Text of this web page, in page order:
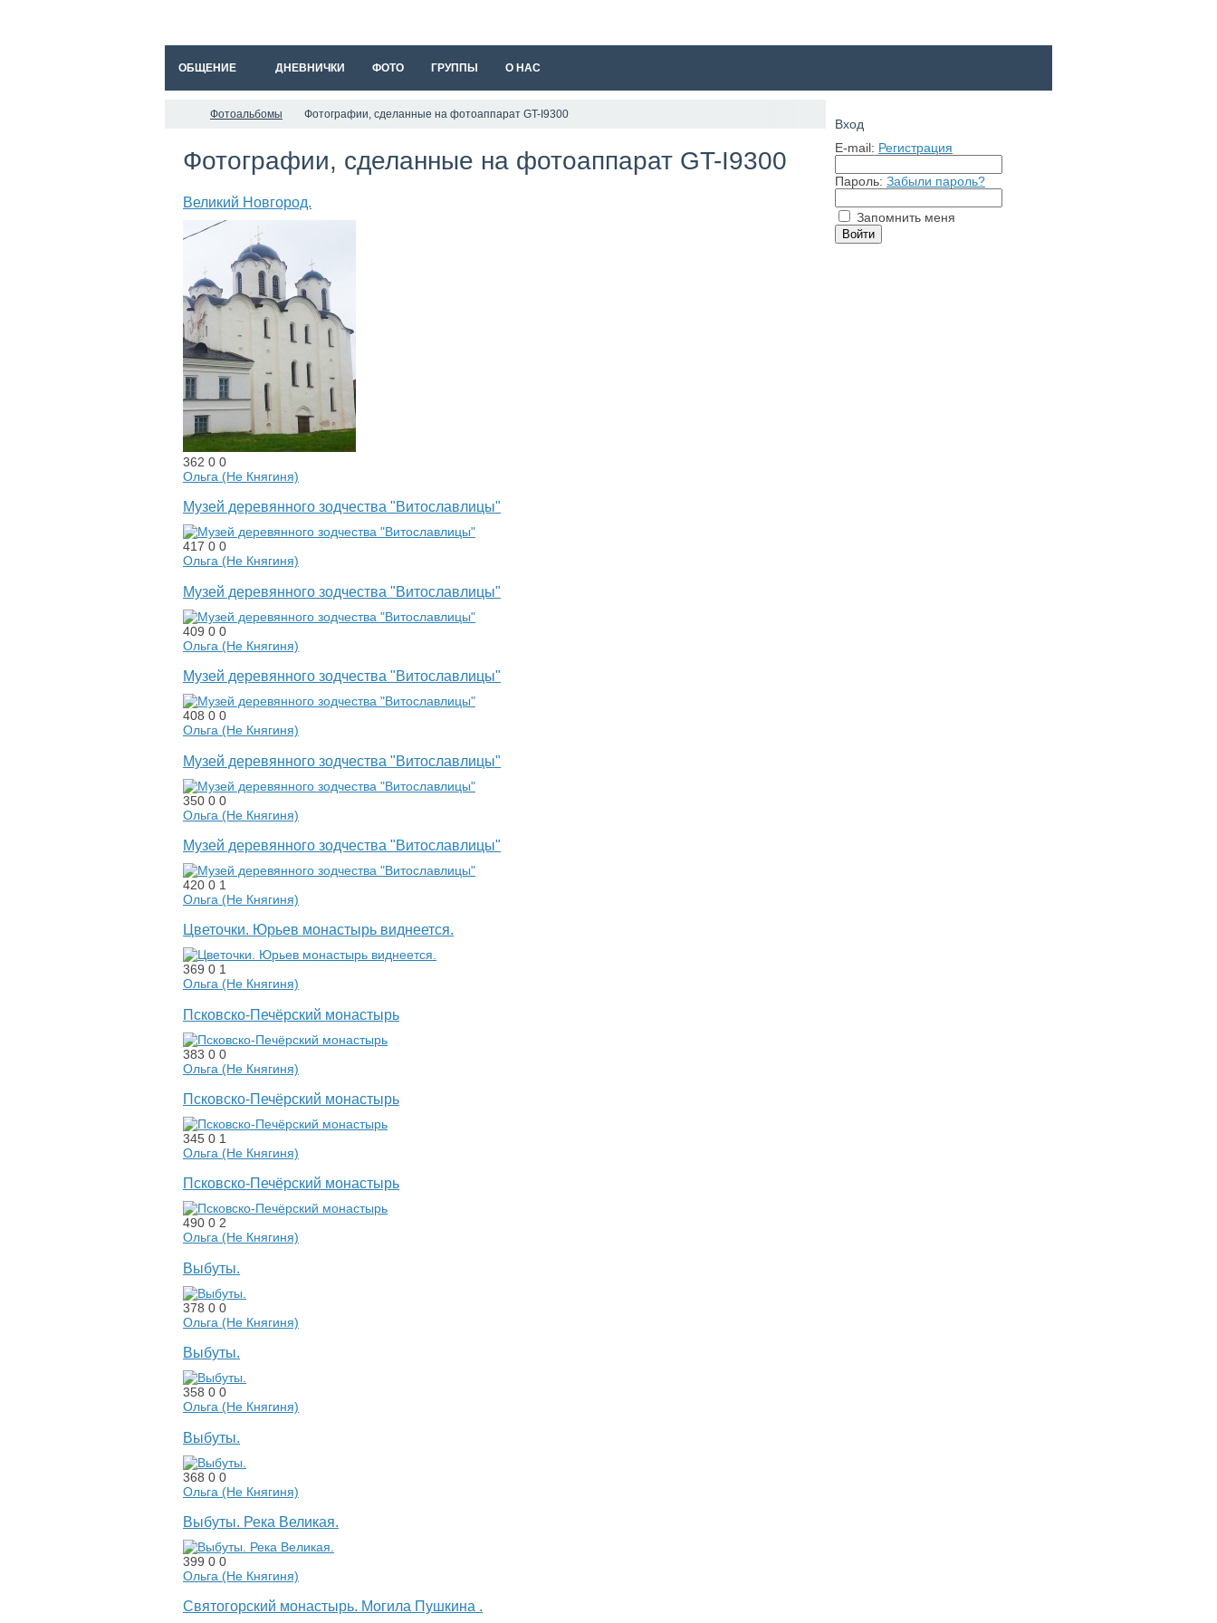
ОБЩЕНИЕ ДНЕВНИЧКИ ФОТО ГРУППЫ О НАС
Фотоальбомы Фотографии, сделанные на фотоаппарат GT-I9300
Фотографии, сделанные на фотоаппарат GT-I9300
Великий Новгород.
362 0 0
Ольга (Не Княгиня)
Музей деревянного зодчества "Витославлицы"
417 0 0
Ольга (Не Княгиня)
Музей деревянного зодчества "Витославлицы"
409 0 0
Ольга (Не Княгиня)
Музей деревянного зодчества "Витославлицы"
408 0 0
Ольга (Не Княгиня)
Музей деревянного зодчества "Витославлицы"
350 0 0
Ольга (Не Княгиня)
Музей деревянного зодчества "Витославлицы"
420 0 1
Ольга (Не Княгиня)
Цветочки. Юрьев монастырь виднеется.
369 0 1
Ольга (Не Княгиня)
Псковско-Печёрский монастырь
383 0 0
Ольга (Не Княгиня)
Псковско-Печёрский монастырь
345 0 1
Ольга (Не Княгиня)
Псковско-Печёрский монастырь
490 0 2
Ольга (Не Княгиня)
Выбуты.
378 0 0
Ольга (Не Княгиня)
Выбуты.
358 0 0
Ольга (Не Княгиня)
Выбуты.
368 0 0
Ольга (Не Княгиня)
Выбуты. Река Великая.
399 0 0
Ольга (Не Княгиня)
Святогорский монастырь. Могила Пушкина .
Вход
E-mail: Регистрация
Пароль: Забыли пароль?
Запомнить меня